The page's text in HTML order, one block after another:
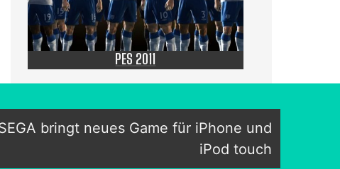
PES 2011
bringt neues Game für iPhone und
iPod touch